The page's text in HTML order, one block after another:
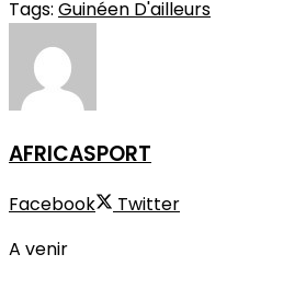
Tags: Guinéen D'ailleurs
AFRICASPORT
Facebook
Twitter
A venir